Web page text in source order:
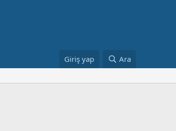
Giriş yap Ara